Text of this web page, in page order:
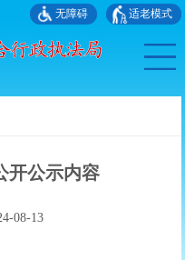
无障碍 适老模式
开公示内容
08-13